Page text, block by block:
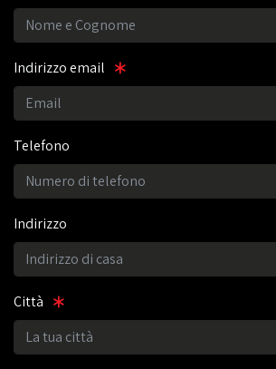
Indirizzo email
Telefono
Indirizzo
Città